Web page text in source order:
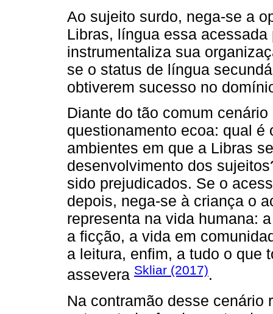
Ao sujeito surdo, nega-se a
Libras, língua essa
instrumentaliza sua
se o status de língua
obtiverem sucesso no
Diante do tão comum
questionamento ecoa: qual
ambientes em que a Libras
desenvolvimento dos
sido prejudicados. Se o
depois, nega-se à criança o
representa na vida humana:
a ficção, a vida em
a leitura, enfim, a tudo o que
assevera Skliar (2017).
Na contramão desse cenário